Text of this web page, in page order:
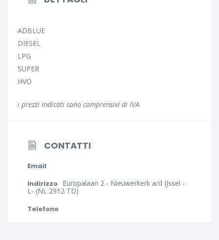
ADBLUE
DIESEL
LPG
SUPER
HVO
i prezzi indicati sono comprensivi di IVA
CONTATTI
Email
Indirizzo Europalaan 2 - Nieuwerkerk a/d IJssel -
L- (NL 2912 TD)
Telefono